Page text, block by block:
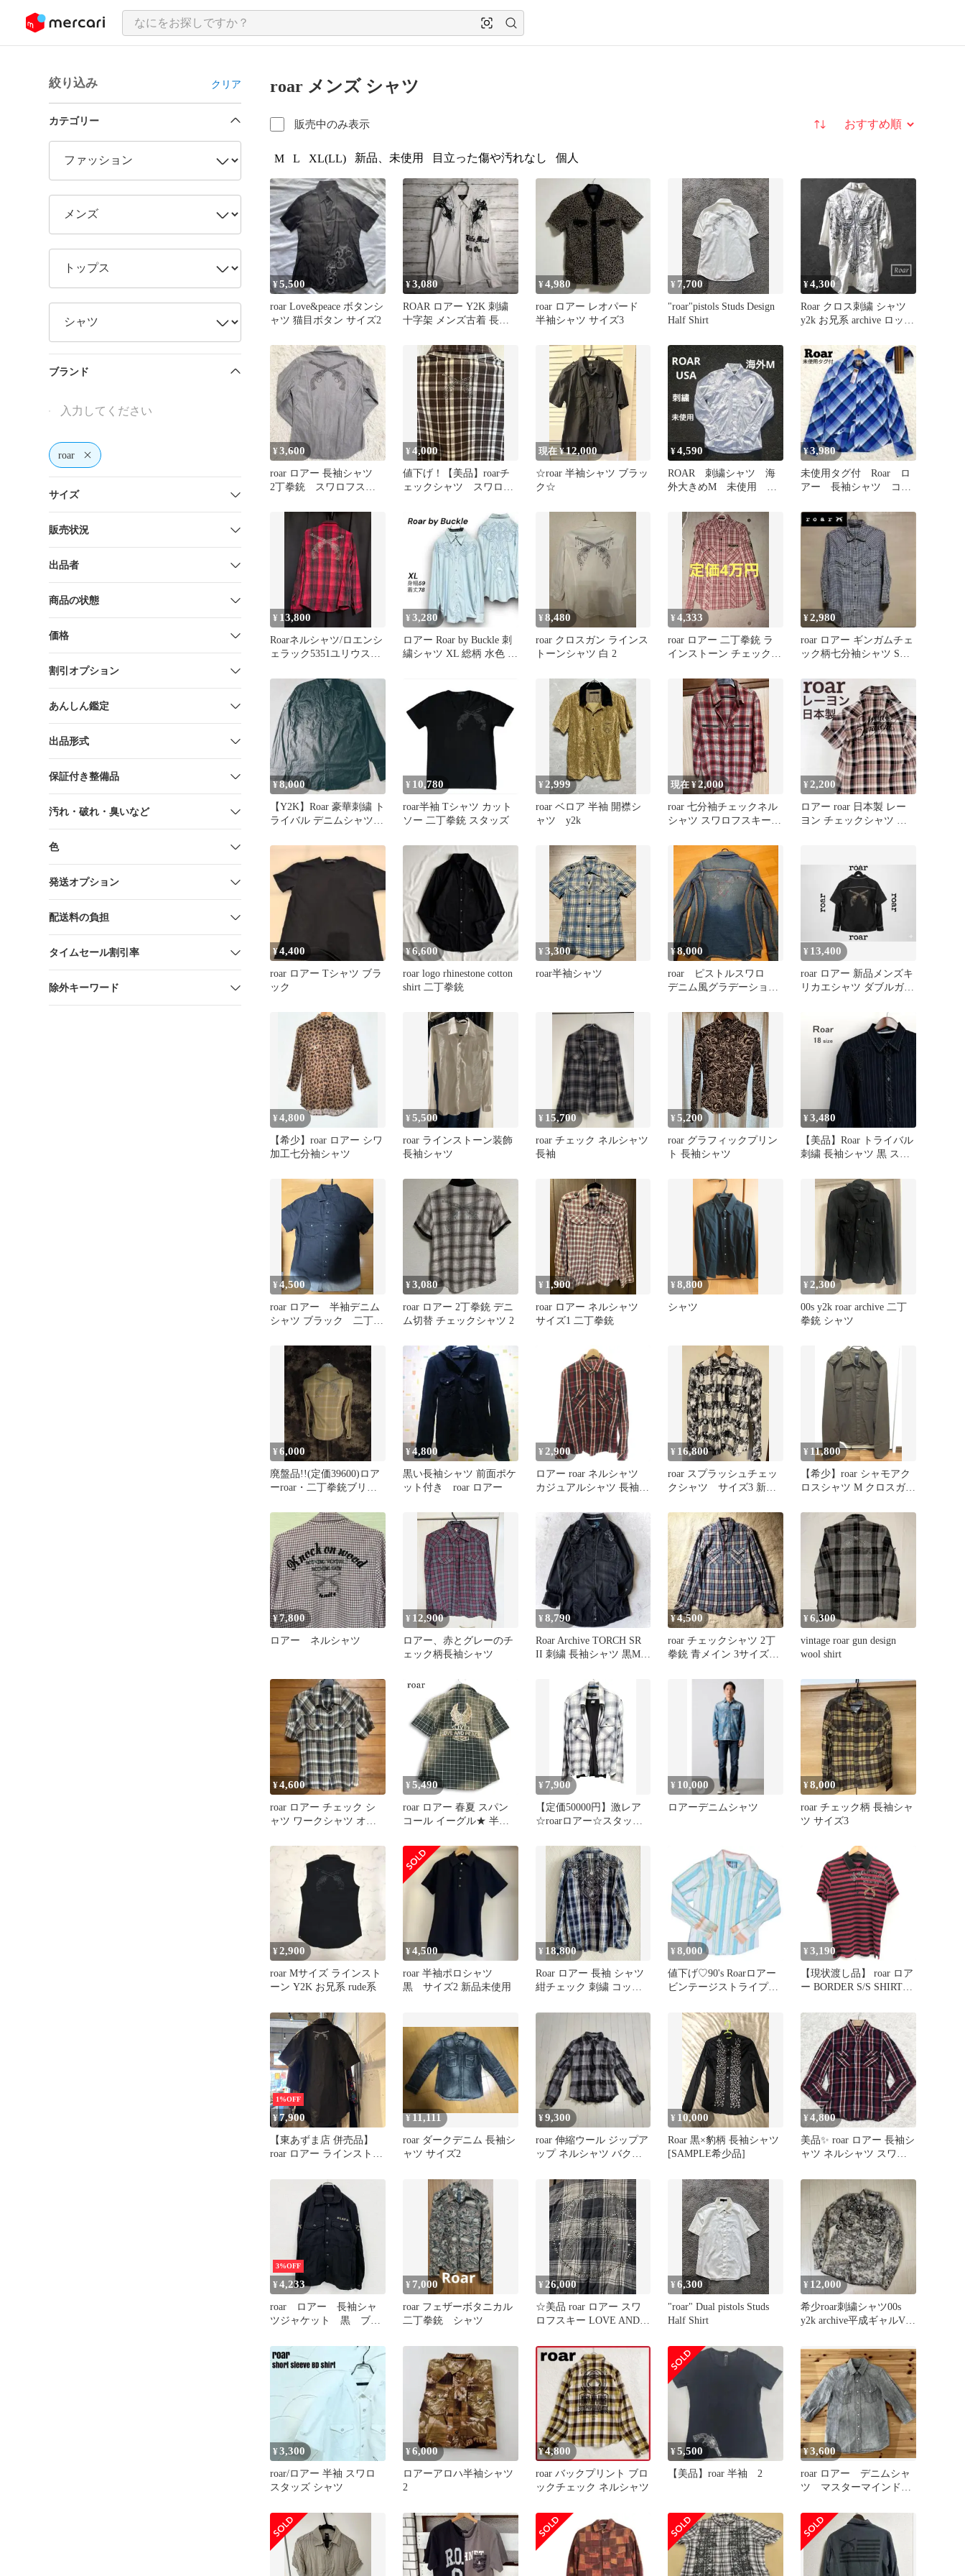
ツにスキップ
絞り込み クリア
カテゴリー
ブランド
roar
サイズ
販売状況
出品者
商品の状態
価格
割引オプション
あんしん鑑定
出品形式
保証付き整備品
汚れ・破れ・臭いなど
色
発送オプション
配送料の負担
タイムセール割引率
除外キーワード
roar メンズ シャツ
販売中のみ表示 並び替え
M L XL(LL) 新品、未使用 目立った傷や汚れなし 個人
¥5,500
roar Love&peace ボタンシ
ャツ 猫目ボタン サイズ2
¥3,080
ROAR ロアー Y2K 刺繍
十字架 メンズ古着 長袖
¥4,980
roar ロアー レオパード
半袖シャツ サイズ3
¥ 7,700
"roar"pistols Studs Design
Half Shirt
¥4,300
Roar クロス刺繍 シャツ
y2k お兄系 archive ロック
¥3,600
roar ロアー 長袖シャツ
2丁拳銃 スワロフスキ
¥4,000
値下げ！【美品】roarチ
ェックシャツ スワロフ
現在 ¥12,000
☆roar 半袖シャツ ブラッ
ク☆
¥4,590
ROAR 刺繍シャツ 海
外大きめM 未使用 保
¥3,980
未使用タグ付 Roar ロ
アー 長袖シャツ コッ
青 M
¥ 13,800
Roarネルシャツ/ロエンシ
ェラック5351ユリウスル
シュ
¥ 3,280
ロアー Roar by Buckle 刺
繍シャツ XL 総柄 水色 別
¥8,480
roar クロスガン ラインス
トーンシャツ 白 2
¥4,333
roar ロアー 二丁拳銃 ラ
インストーン チェック
¥2,980
roar ロアー ギンガムチェ
ック柄七分袖シャツ Sサ
¥8,000
【Y2K】Roar 豪華刺繍 ト
ライバル デニムシャツ L
¥ 10,780
roar半袖 Tシャツ カット
ソー 二丁拳銃 スタッズ
¥ 2,999
roar ベロア 半袖 開襟シ
ャツ y2k
現在 ¥2,000
roar 七分袖チェックネル
シャツ スワロフスキー 2
¥2,200
ロアー roar 日本製 レー
ヨン チェックシャツ バ
¥4,400
roar ロアー Tシャツ ブラ
ック
¥6,600
roar logo rhinestone cotton
shirt 二丁拳銃
¥3,300
roar半袖シャツ
¥8,000
roar ピストルスワロ
デニム風グラデーション
¥ 13,400
roar ロアー 新品メンズキ
リカエシャツ ダブルガン
¥4,800
【希少】roar ロアー シワ
加工七分袖シャツ
¥5,500
roar ラインストーン装飾
長袖シャツ
¥ 15,700
roar チェック ネルシャツ
長袖
¥5,200
roar グラフィックプリン
ト 長袖シャツ
¥3,480
【美品】Roar トライバル
刺繍 長袖シャツ 黒 スト
¥4,500
roar ロアー 半袖デニム
シャツ ブラック 二丁拳
¥3,080
roar ロアー 2丁拳銃 デニ
ム切替 チェックシャツ 2
¥ 1,900
roar ロアー ネルシャツ
サイズ1 二丁拳銃
¥8,800
シャツ
¥ 2,300
00s y2k roar archive 二丁
拳銃 シャツ
¥6,000
廃盤品!!(定価39600)ロア
ーroar・二丁拳銃ブリー
¥4,800
黒い長袖シャツ 前面ポケ
ット付き roar ロアー
¥ 2,900
ロアー roar ネルシャツ
カジュアルシャツ 長袖
紺 ネイビー 赤 レッド
12FRS-10A /HN
¥ 16,800
roar スプラッシュチェッ
クシャツ サイズ3 新
¥ 11,800
【希少】roar シャモアク
ロスシャツ M クロスガン
¥7,800
ロアー ネルシャツ
¥ 12,900
ロアー、赤とグレーのチ
ェック柄長袖シャツ
¥8,790
Roar Archive TORCH SR
II 刺繍 長袖シャツ 黒M
¥4,500
roar チェックシャツ 2丁
拳銃 青メイン 3サイズ
¥6,300
vintage roar gun design
wool shirt
¥4,600
roar ロアー チェック シ
ャツ ワークシャツ オン
¥ 5,490
roar ロアー 春夏 スパン
コール イーグル★ 半袖
プ シャツ 日本製 Sz.2 メ
ンズ
¥ 7,900
【定価50000円】激レア
☆roarロアー☆スタッズ
ャツ
¥ 10,000
ロアーデニムシャツ
¥8,000
roar チェック柄 長袖シャ
ツ サイズ3
¥2,900
roar Mサイズ ラインスト
ーン Y2K お兄系 rude系
¥4,500
roar 半袖ポロシャツ
黒 サイズ2 新品未使用
¥ 18,800
Roar ロアー 長袖 シャツ
紺チェック 刺繍 コット
¥ 8,000
値下げ♡90's Roarロアー
ビンテージストライプシ
¥ 3,190
【現状渡し品】 roar ロア
ー BORDER S/S SHIRT
シャツ トップス 古着
【142-260706-rs-10-fur】
1%OFF
¥7,900
【東あずま店 併売品】
roar ロアー ラインストー
シャツ メンズ ブラック
黒 クロ BLACK サイズ2
¥ 11,111
roar ダークデニム 長袖シ
ャツ サイズ2
¥9,300
roar 伸縮ウール ジップア
ップ ネルシャツ バクス
¥ 10,000
Roar 黒×豹柄 長袖シャツ
[SAMPLE希少品]
¥4,800
美品✨ roar ロアー 長袖シ
ャツ ネルシャツ スワロ
3%OFF
¥4,233
roar ロアー 長袖シャ
ツジャケット 黒 ブラ
【値引き交渉OK！】
¥ 7,000
roar フェザーボタニカル
二丁拳銃 シャツ
¥26,000
☆美品 roar ロアー スワ
ロフスキー LOVE AND
¥6,300
"roar" Dual pistols Studs
Half Shirt
¥ 12,000
希少roar刺繍シャツ00s
y2k archive平成ギャルV系
¥3,300
roar/ロアー 半袖 スワロ
スタッズ シャツ
¥6,000
ロアーアロハ半袖シャツ
2
¥4,800
roar バックプリント ブロ
ックチェック ネルシャツ
¥5,500
【美品】roar 半袖 2
¥3,600
roar ロアー デニムシャ
ツ マスターマインド
ン M